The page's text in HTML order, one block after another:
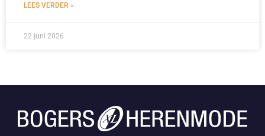
LEES VERDER »
22 juni 2026